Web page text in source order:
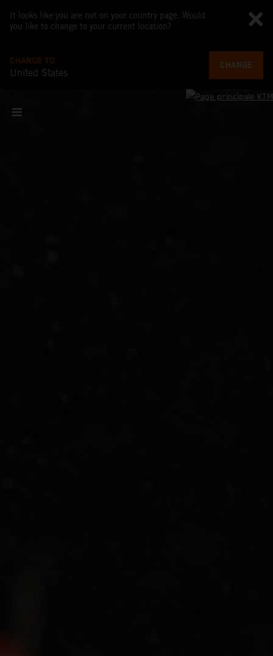
It looks like you are not on your country page. Would
you like to change to your current location?
CHANGE TO
United States
CHANGE